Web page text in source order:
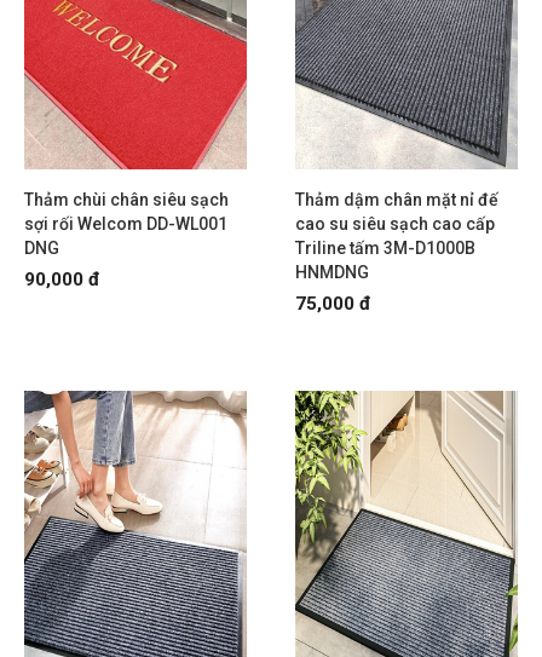
Thảm chùi chân siêu sạch
sợi rối Welcom DD-WL001
DNG
90,000 đ
Thảm dậm chân mặt nỉ đế
cao su siêu sạch cao cấp
Triline tấm 3M-D1000B
HNMDNG
75,000 đ